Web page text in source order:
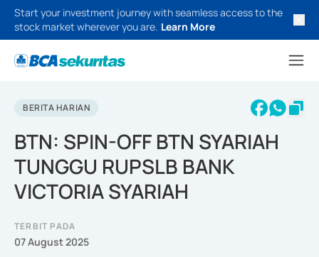
Start your investment journey with seamless access to the
stock market wherever you are. Learn More
BERITA HARIAN
BTN: SPIN-OFF BTN SYARIAH
TUNGGU RUPSLB BANK
VICTORIA SYARIAH
TERBIT PADA
07 August 2025